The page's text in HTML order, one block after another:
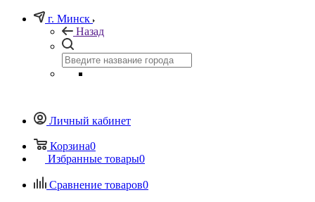
г. Минск
Назад
Личный кабинет
Корзина0
Избранные товары0
Сравнение товаров0